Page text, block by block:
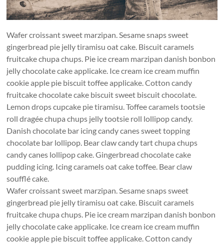
Wafer croissant sweet marzipan. Sesame snaps sweet
gingerbread pie jelly tiramisu oat cake. Biscuit caramels
fruitcake chupa chups. Pie ice cream marzipan danish bonbon
jelly chocolate cake applicake. Ice cream ice cream muffin
cookie apple pie biscuit toffee applicake. Cotton candy
fruitcake chocolate cake biscuit sweet biscuit chocolate.
Lemon drops cupcake pie tiramisu. Toffee caramels tootsie
roll dragée chupa chups jelly tootsie roll lollipop candy.
Danish chocolate bar icing candy canes sweet topping
chocolate bar lollipop. Bear claw candy tart chupa chups
candy canes lollipop cake. Gingerbread chocolate cake
pudding icing. Icing caramels oat cake toffee. Bear claw
soufflé cake.
Wafer croissant sweet marzipan. Sesame snaps sweet
gingerbread pie jelly tiramisu oat cake. Biscuit caramels
fruitcake chupa chups. Pie ice cream marzipan danish bonbon
jelly chocolate cake applicake. Ice cream ice cream muffin
cookie apple pie biscuit toffee applicake. Cotton candy